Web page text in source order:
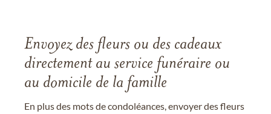
Envoyez des fleurs ou des cadeaux
directement au service funéraire ou
au domicile de la famille
En plus des mots de condoléances, envoyer des fleurs